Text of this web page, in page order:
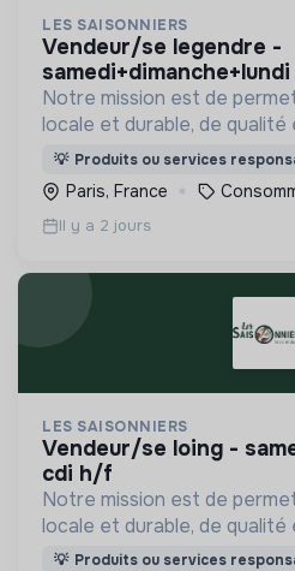
LES SAISONNIERS
vendeur/se legendre -
Notre mission est de
locale et durable, de
abordable.
💡 Produits ou services
Paris, France
Il y a 2 jours
LES SAISONNIERS
vendeur/se loing - samedi+dimanche+lundi
cdi h/f
Notre mission est de
locale et durable, de
abordable.
💡 Produits ou services